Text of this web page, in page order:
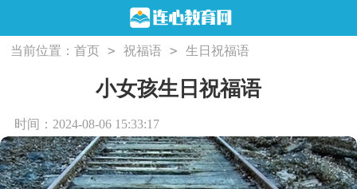
当前位置：首页 > 祝福语 > 生日祝福语
小女孩生日祝福语
时间：2024-08-06 15:33:17